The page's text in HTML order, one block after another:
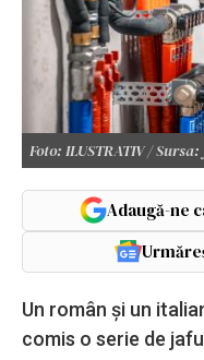
Foto: ILUSTRATIV /
Adaugă-ne
Un român și un
comis o serie de